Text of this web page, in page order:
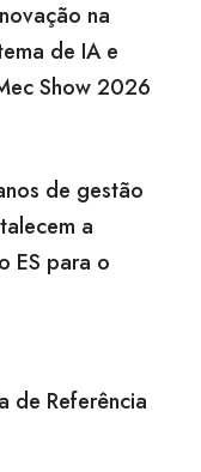
na
de IA e
Show 2026
de gestão
a
ES para o
de Referência